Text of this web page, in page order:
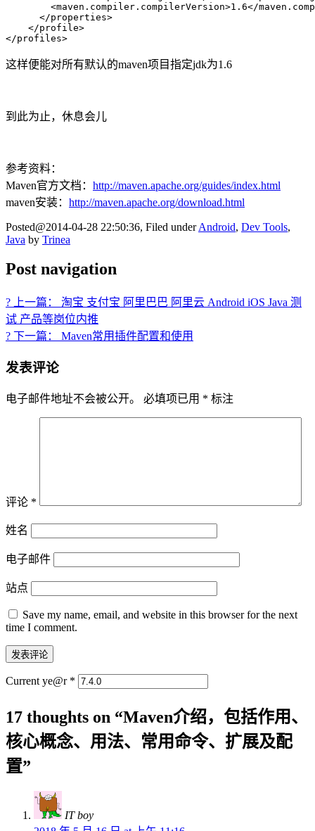
<maven.compiler.compilerVersion>1.6</
      </properties>
    </profile>
</profiles>
这样便能对所有默认的maven项目指定jdk为1.6
到此为止，休息会儿
参考资料：
Maven官方文档： http://maven.apache.org/guides/index.html
maven安装： http://maven.apache.org/download.html
Posted@2014-04-28 22:50:36, Filed underAndroid, Dev Tools,
Java by Trinea
Post navigation
? 上一篇： 淘宝 支付宝 阿里巴巴 阿里云 Android iOS Java 测
试 产品等岗位内推
? 下一篇： Maven常用插件配置和使用
发表评论
电子邮件地址不会被公开。 必填项已用 * 标注
评论 *
姓名
电子邮件
站点
Save my name, email, and website in this browser for the next
time I comment.
Current ye@r *
17 thoughts on “Maven介绍，包括作用、
核心概念、用法、常用命令、扩展及配
置”
IT boy